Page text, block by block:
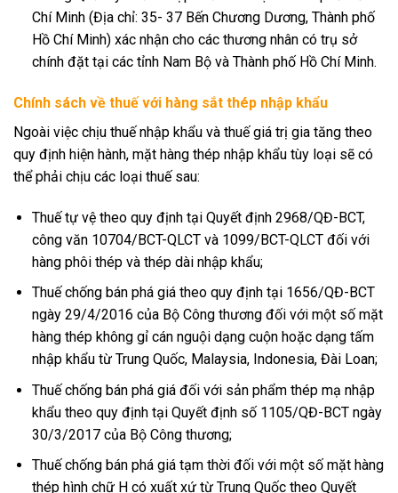
Chí Minh (Địa chỉ: 35- 37 Bến Chương Dương, Thành phố
Hồ Chí Minh) xác nhận cho các thương nhân có trụ sở
chính đặt tại các tỉnh Nam Bộ và Thành phố Hồ Chí Minh.
Chính sách về thuế với hàng sắt thép nhập khẩu
Ngoài việc chịu thuế nhập khẩu và thuế giá trị gia tăng theo
quy định hiện hành, mặt hàng thép nhập khẩu tùy loại sẽ có
thể phải chịu các loại thuế sau:
Thuế tự vệ theo quy định tại Quyết định 2968/QĐ-BCT,
công văn 10704/BCT-QLCT và 1099/BCT-QLCT đối với
hàng phôi thép và thép dài nhập khẩu;
Thuế chống bán phá giá theo quy định tại 1656/QĐ-BCT
ngày 29/4/2016 của Bộ Công thương đối với một số mặt
hàng thép không gỉ cán nguội dạng cuộn hoặc dạng tấm
nhập khẩu từ Trung Quốc, Malaysia, Indonesia, Đài Loan;
Thuế chống bán phá giá đối với sản phẩm thép mạ nhập
khẩu theo quy định tại Quyết định số 1105/QĐ-BCT ngày
30/3/2017 của Bộ Công thương;
Thuế chống bán phá giá tạm thời đối với một số mặt hàng
thép hình chữ H có xuất xứ từ Trung Quốc theo Quyết